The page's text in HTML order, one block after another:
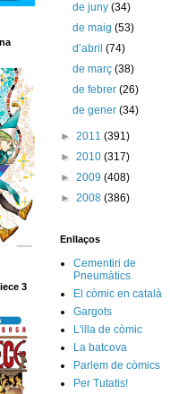
3
de juny(34)
de maig(53)
d’abril(74)
de març(38)
de febrer(26)
de gener(34)
► 2011 (391)
► 2010 (317)
► 2009 (408)
► 2008 (386)
Enllaços
Cementiri de
Pneumàtics
El còmic en català
Gargots
L'illa de còmic
La batcova
Parlem de còmics
Per Tutatis!